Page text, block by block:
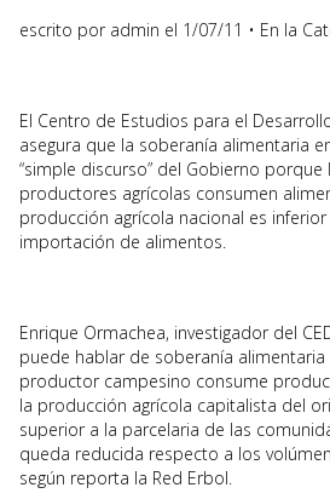
escrito por admin el 1/07/11 • En la
El Centro de Estudios para el
asegura que la soberanía alimentaria
“simple discurso” del Gobierno
productores agrícolas consumen
producción agrícola nacional es
importación de alimentos.
Enrique Ormachea, investigador del
puede hablar de soberanía
productor campesino consume
la producción agrícola capitalista del
superior a la parcelaria de las
queda reducida respecto a los
según reporta la Red Erbol.